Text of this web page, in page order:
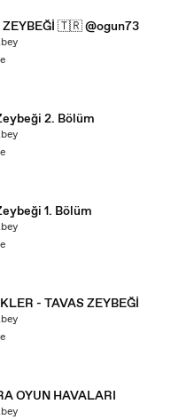
ZEYBEĞİ 🇹🇷 @ogun73
2. Bölüm
1. Bölüm
- TAVAS ZEYBEĞİ
OYUN HAVALARI